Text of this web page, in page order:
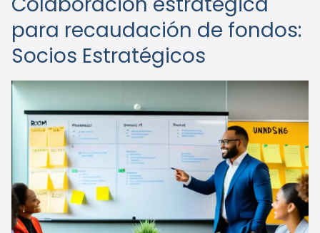
para recaudación de fondos:
Socios Estratégicos